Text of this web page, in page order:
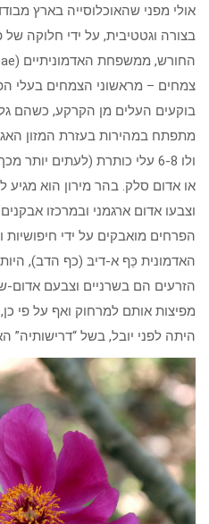
אולי מפני שהאוכלוסייה בארץ
בצורה וגטטיבית, על ידי חלוקה
צמחים – מראשוני הצמחים בעלי
בוקעים העלים מן הקרקע, כשהם
מתפתח במהירות בעזרת המזון
או אדום סלק. בהר מירון הוא
וצבעו אדום ארגמני ובמרכזו
הפרחים מואבקים על ידי חיפושיות
האדמונית כַּף א-דיבּ (כף הדב),
הזרעים הם בשרניים וצבעם אדום-
מפיצות אותם למרחוק ואף על פי כן,
היתה לפני יובל, בשל “דרישותיה”